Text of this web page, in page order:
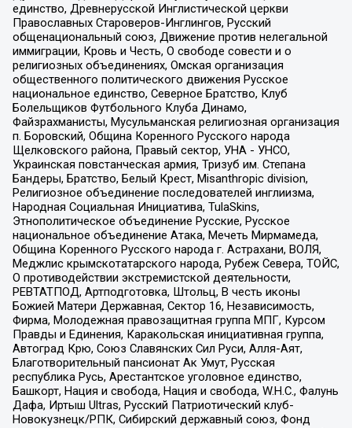
единство, Древнерусской Инглистической церкви
Православных Староверов-Инглингов, Русский
общенациональный союз, Движение против нелегальной
иммиграции, Кровь и Честь, О свободе совести и о
религиозных объединениях, Омская организация
общественного политического движения Русское
национальное единство, Северное Братство, Клуб
Болельщиков Футбольного Клуба Динамо,
Файзрахманисты, Мусульманская религиозная организация
п. Боровский, Община Коренного Русского народа
Щелковского района, Правый сектор, УНА - УНСО,
Украинская повстанческая армия, Тризуб им. Степана
Бандеры, Братство, Белый Крест, Misanthropic division,
Религиозное объединение последователей инглиизма,
Народная Социальная Инициатива, TulaSkins,
Этнополитическое объединение Русские, Русское
национальное объединение Атака, Мечеть Мирмамеда,
Община Коренного Русского народа г. Астрахани, ВОЛЯ,
Меджлис крымскотатарского народа, Рубеж Севера, ТОЙС,
О противодействии экстремистской деятельности,
РЕВТАТПОД, Артподготовка, Штольц, В честь иконы
Божией Матери Державная, Сектор 16, Независимость,
Фирма, Молодежная правозащитная группа МПГ, Курсом
Правды и Единения, Каракольская инициативная группа,
Автоград Крю, Союз Славянских Сил Руси, Алля-Аят,
Благотворительный пансионат Ак Умут, Русская
республика Русь, Арестантское уголовное единство,
Башкорт, Нация и свобода, Нация и свобода, W.H.С., Фалунь
Дафа, Иртыш Ultras, Русский Патриотический клуб-
Новокузнецк/РПК, Сибирский державный союз, Фонд